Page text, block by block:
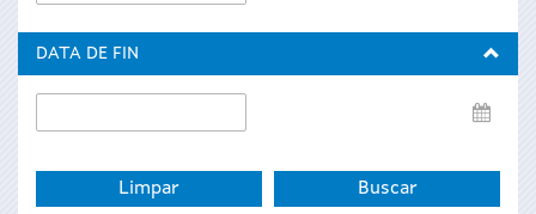
de
DATA DE FIN
de